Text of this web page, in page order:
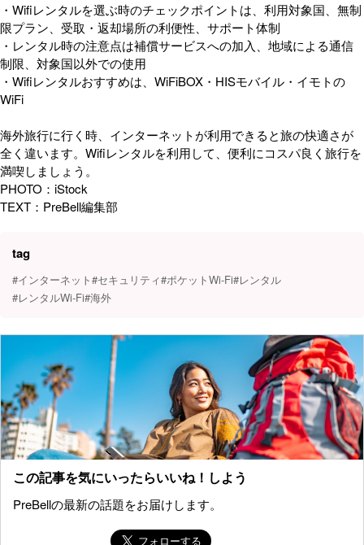
・Wifiレンタルを選ぶ時のチェックポイントは、利用対象国、無制
限プラン、受取・返却場所の利便性、サポート体制
・レンタル時の注意点は補償サービスへの加入、地域による通信
制限、対象国以外での使用
・Wifiレンタルおすすめは、WiFiBOX・HISモバイル・イモトの
WiFi
海外旅行に行く時、インターネットが利用できると旅の快適さが
全く違います。Wifiレンタルを利用して、便利にコスパ良く旅行を
満喫しましょう。
PHOTO：iStock
TEXT：PreBell編集部
tag
#インターネット#セキュリティ#ポケットWi-Fi#レンタル
#レンタルWi-Fi#海外
この記事を気にいったらいいね！しよう
PreBellの最新の話題をお届けします。